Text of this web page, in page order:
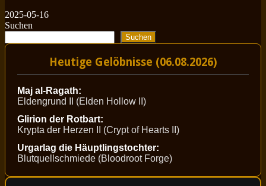
2025-05-16
Suchen
Suchen
Heutige Gelöbnisse (06.08.2026)
Maj al-Ragath:
Eldengrund II (Elden Hollow II)
Glirion der Rotbart:
Krypta der Herzen II (Crypt of Hearts II)
Urgarlag die Häuptlingstochter:
Blutquellschmiede (Bloodroot Forge)